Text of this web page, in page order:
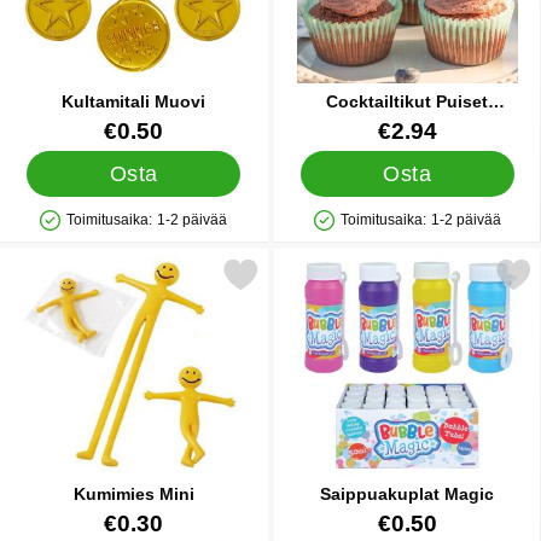
Kultamitali Muovi
Tuote.nro 12482
€0.50
Osta
Saatavuus: Varastossa
Toimitusaika: 1-2 päivää
Cocktailtikut Puiset
Päivänkakkarat 10 kpl
Tuote.nro 45178
€2.94
Osta
Saatavuus: Varastossa
Toimitusaika: 1-2 päivää
Kumimies Mini
Tuote.nro 12483
€0.30
Merkitse kumimies Mini suosikiksi
Saippuakuplat Magic
Tuote.nro 12437
€0.50
Merkitse